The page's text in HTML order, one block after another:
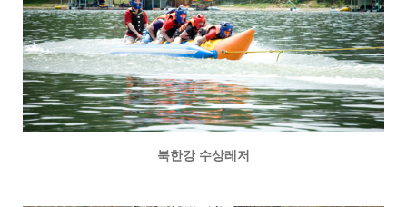
북한강 수상레저